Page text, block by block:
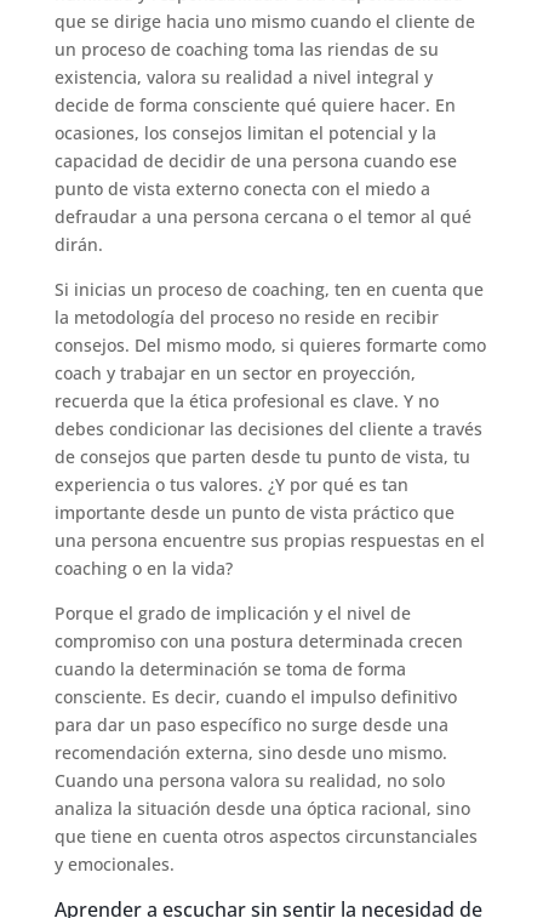
que se dirige hacia uno mismo cuando el cliente de
un proceso de coaching toma las riendas de su
existencia, valora su realidad a nivel integral y
decide de forma consciente qué quiere hacer. En
ocasiones, los consejos limitan el potencial y la
capacidad de decidir de una persona cuando ese
punto de vista externo conecta con el miedo a
defraudar a una persona cercana o el temor al qué
dirán.
Si inicias un proceso de coaching, ten en cuenta que
la metodología del proceso no reside en recibir
consejos. Del mismo modo, si quieres formarte como
coach y trabajar en un sector en proyección,
recuerda que la ética profesional es clave. Y no
debes condicionar las decisiones del cliente a través
de consejos que parten desde tu punto de vista, tu
experiencia o tus valores. ¿Y por qué es tan
importante desde un punto de vista práctico que
una persona encuentre sus propias respuestas en el
coaching o en la vida?
Porque el grado de implicación y el nivel de
compromiso con una postura determinada crecen
cuando la determinación se toma de forma
consciente. Es decir, cuando el impulso definitivo
para dar un paso específico no surge desde una
recomendación externa, sino desde uno mismo.
Cuando una persona valora su realidad, no solo
analiza la situación desde una óptica racional, sino
que tiene en cuenta otros aspectos circunstanciales
y emocionales.
Aprender a escuchar sin sentir la necesidad de